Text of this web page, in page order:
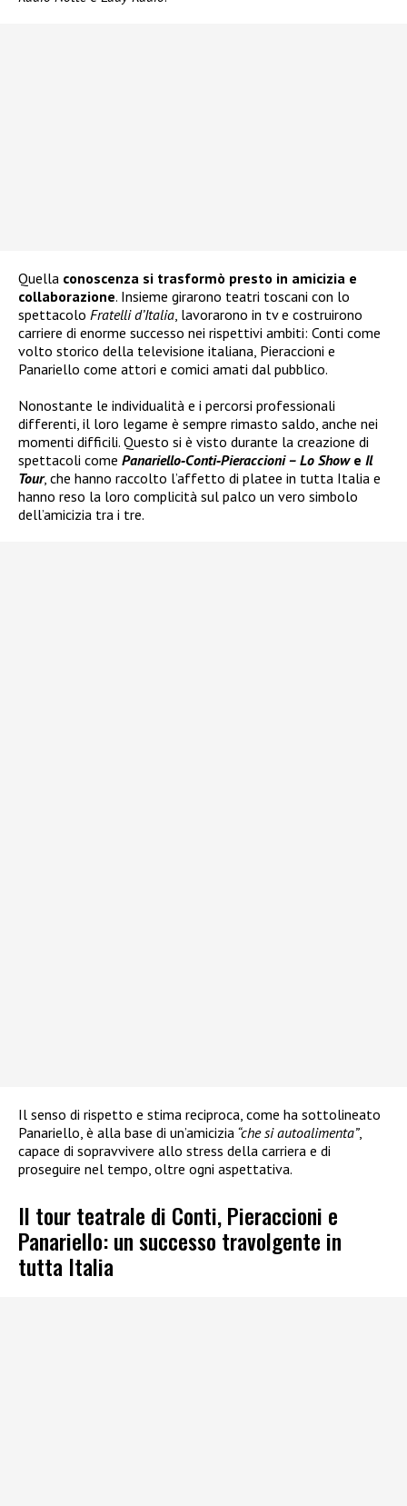
Quella conoscenza si trasformò presto in amicizia e
collaborazione. Insieme girarono teatri toscani con lo
spettacolo Fratelli d’Italia, lavorarono in tv e costruirono
carriere di enorme successo nei rispettivi ambiti: Conti come
volto storico della televisione italiana, Pieraccioni e
Panariello come attori e comici amati dal pubblico.
Nonostante le individualità e i percorsi professionali
differenti, il loro legame è sempre rimasto saldo, anche nei
momenti difficili. Questo si è visto durante la creazione di
spettacoli come Panariello‑Conti‑Pieraccioni – Lo Showe Il
Tour, che hanno raccolto l’affetto di platee in tutta Italia e
hanno reso la loro complicità sul palco un vero simbolo
dell’amicizia tra i tre.
Il senso di rispetto e stima reciproca, come ha sottolineato
Panariello, è alla base di un’amicizia “che si autoalimenta”,
capace di sopravvivere allo stress della carriera e di
proseguire nel tempo, oltre ogni aspettativa.
Il tour teatrale di Conti, Pieraccioni e
Panariello: un successo travolgente in
tutta Italia